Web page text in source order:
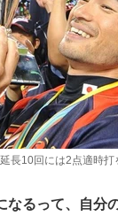
長10回には2点適時
なるって、自分